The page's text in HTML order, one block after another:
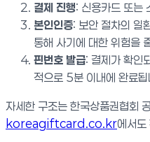
결제 진행: 신용카드 또는
본인인증: 보안 절차의 일
통해 사기에 대한 위험을
핀번호 발급: 결제가 확인
적으로 5분 이내에 완료됩
자세한 구조는 한국상품권협회
koreagiftcard.co.kr에서도